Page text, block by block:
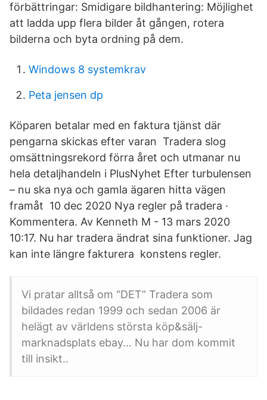
förbättringar: Smidigare bildhantering: Möjlighet
att ladda upp flera bilder åt gången, rotera
bilderna och byta ordning på dem.
Windows 8 systemkrav
Peta jensen dp
Köparen betalar med en faktura tjänst där
pengarna skickas efter varan Tradera slog
omsättningsrekord förra året och utmanar nu
hela detaljhandeln i PlusNyhet Efter turbulensen
– nu ska nya och gamla ägaren hitta vägen
framåt 10 dec 2020 Nya regler på tradera ·
Kommentera. Av Kenneth M - 13 mars 2020
10:17. Nu har tradera ändrat sina funktioner. Jag
kan inte längre fakturera konstens regler.
Vi pratar alltså om “DET” Tradera som
bildades redan 1999 och sedan 2006 är
helägt av världens största köp&sälj-
marknadsplats ebay… Nu har dom kommit
till insikt..